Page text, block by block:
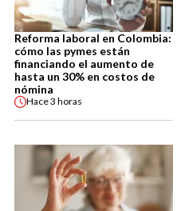
Reforma laboral en Colombia:
cómo las pymes están
financiando el aumento de
hasta un 30% en costos de
nómina
Hace3 horas